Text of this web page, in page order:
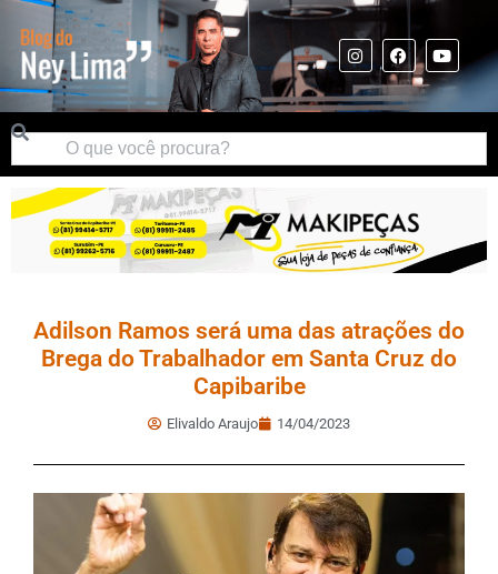
Adilson Ramos será uma das atrações do
Brega do Trabalhador em Santa Cruz do
Capibaribe
Elivaldo Araujo 14/04/2023